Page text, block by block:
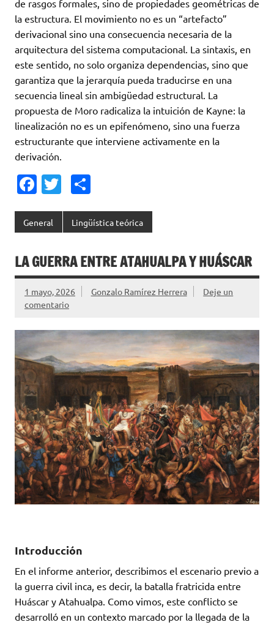
de rasgos formales, sino de propiedades geométricas de
la estructura. El movimiento no es un “artefacto”
derivacional sino una consecuencia necesaria de la
arquitectura del sistema computacional. La sintaxis, en
este sentido, no solo organiza dependencias, sino que
garantiza que la jerarquía pueda traducirse en una
secuencia lineal sin ambigüedad estructural. La
propuesta de Moro radicaliza la intuición de Kayne: la
linealización no es un epifenómeno, sino una fuerza
estructurante que interviene activamente en la
derivación.
Fa
e
o
o
k
T
it
r
m
ar
ti
r
General Lingüística teórica
LA GUERRA ENTRE ATAHUALPA Y HUÁSCAR
1 mayo, 2026 Gonzalo Ramírez Herrera
Deje un
comentario
Introducción
En el informe anterior, describimos el escenario previo a
la guerra civil inca, es decir, la batalla fratricida entre
Huáscar y Atahualpa. Como vimos, este conflicto se
desarrolló en un contexto marcado por la llegada de la